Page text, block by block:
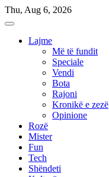
Skip
to
Thu, Aug 6, 2026
Lajme
Më të fundit
Speciale
Vendi
Bota
Rajoni
Kronikë e zezë
Opinione
Rozë
Mister
Fun
Tech
Shëndeti